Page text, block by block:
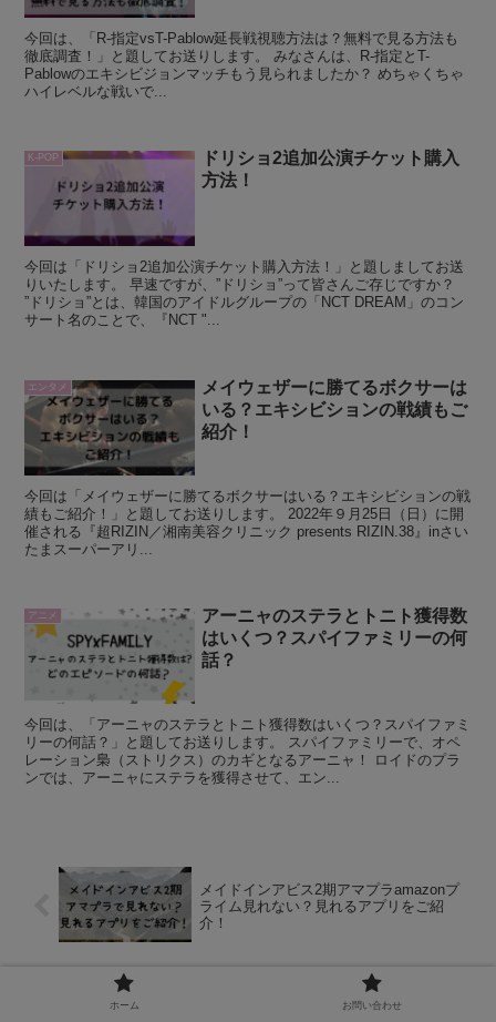
今回は、「R-指定vsT-Pablow延長戦視聴方法は？無料で見る方法も
徹底調査！」と題してお送りします。 みなさんは、R-指定とT-
Pablowのエキシビジョンマッチもう見られましたか？ めちゃくちゃ
ハイレベルな戦いで...
K-POP
ドリショ2追加公演チケット購入
方法！
今回は「ドリショ2追加公演チケット購入方法！」と題しましてお送
りいたします。 早速ですが、”ドリショ”って皆さんご存じですか？
”ドリショ”とは、韓国のアイドルグループの「NCT DREAM」のコン
サート名のことで、『NCT "...
エンタメ
メイウェザーに勝てるボクサーは
いる？エキシビションの戦績もご
紹介！
今回は「メイウェザーに勝てるボクサーはいる？エキシビションの戦
績もご紹介！」と題してお送りします。 2022年９月25日（日）に開
催される『超RIZIN／湘南美容クリニック presents RIZIN.38』inさい
たまスーパーアリ...
アニメ
アーニャのステラとトニト獲得数
はいくつ？スパイファミリーの何
話？
今回は、「アーニャのステラとトニト獲得数はいくつ？スパイファミ
リーの何話？」と題してお送りします。 スパイファミリーで、オペ
レーション梟（ストリクス）のカギとなるアーニャ！ ロイドのプラ
ンでは、アーニャにステラを獲得させて、エン...
メイドインアビス2期アマプラamazonプ
ライム見れない？見れるアプリをご紹
介！
一番くじ呪術廻戦0宣戦布告売り切れ！売
ってる店はどこか再販・再入荷の情報も
ホーム お問い合わせ